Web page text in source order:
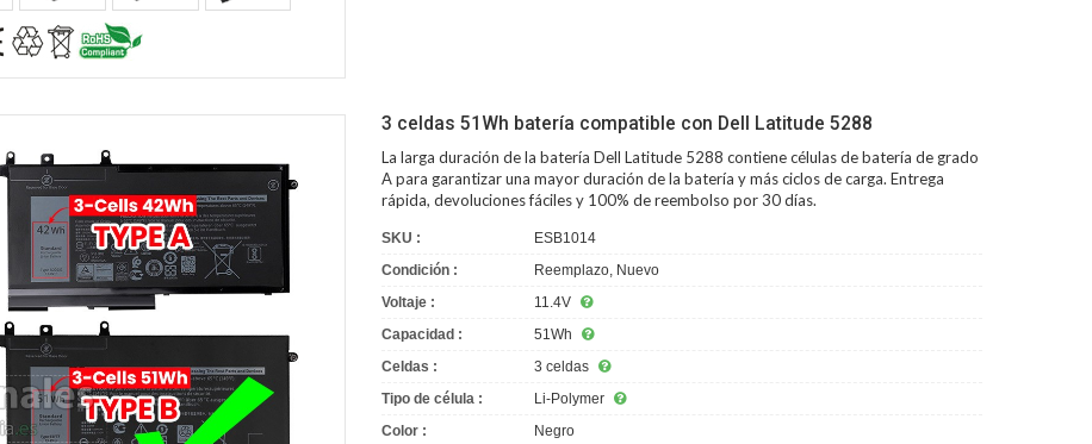
3 celdas 51Wh batería compatible con Dell Latitude 5288
La larga duración de labatería Dell Latitude 5288 contiene células de batería de grado
A para garantizar una mayor duración de la batería y más ciclos de carga. Entrega
rápida, devoluciones fáciles y 100% de reembolso por 30 días.
SKU :
ESB1014
Condición :
Reemplazo, Nuevo
Voltaje :
11.4V
Capacidad :
51Wh
Celdas :
3 celdas
Tipo de célula :
Li-Polymer
Color :
Negro